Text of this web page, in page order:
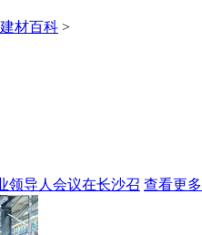
材百科 >
领导人会议在长沙召 查看更多